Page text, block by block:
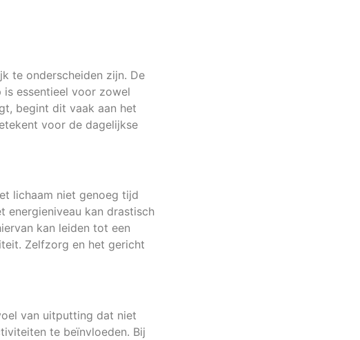
te onderscheiden zijn. De
essentieel voor zowel
begint dit vaak aan het
voor de dagelijkse
lichaam niet genoeg tijd
energieniveau kan drastisch
kan leiden tot een
Zelfzorg en het gericht
van uitputting dat niet
te beïnvloeden. Bij